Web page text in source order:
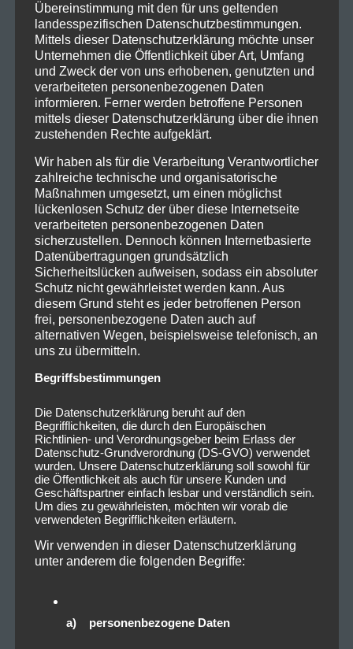
Übereinstimmung mit den für uns geltenden
landesspezifischen Datenschutzbestimmungen.
Mittels dieser Datenschutzerklärung möchte unser
Unternehmen die Öffentlichkeit über Art, Umfang
und Zweck der von uns erhobenen, genutzten und
verarbeiteten personenbezogenen Daten
informieren. Ferner werden betroffene Personen
mittels dieser Datenschutzerklärung über die ihnen
zustehenden Rechte aufgeklärt.
Wir haben als für die Verarbeitung Verantwortlicher
zahlreiche technische und organisatorische
Maßnahmen umgesetzt, um einen möglichst
lückenlosen Schutz der über diese Internetseite
verarbeiteten personenbezogenen Daten
sicherzustellen. Dennoch können Internetbasierte
Datenübertragungen grundsätzlich
Sicherheitslücken aufweisen, sodass ein absoluter
Schutz nicht gewährleistet werden kann. Aus
diesem Grund steht es jeder betroffenen Person
frei, personenbezogene Daten auch auf
alternativen Wegen, beispielsweise telefonisch, an
uns zu übermitteln.
Begriffsbestimmungen
Die Datenschutzerklärung beruht auf den
Begrifflichkeiten, die durch den Europäischen
Richtlinien- und Verordnungsgeber beim Erlass der
Datenschutz-Grundverordnung (DS-GVO) verwendet
wurden. Unsere Datenschutzerklärung soll sowohl für
die Öffentlichkeit als auch für unsere Kunden und
Geschäftspartner einfach lesbar und verständlich sein.
Um dies zu gewährleisten, möchten wir vorab die
verwendeten Begrifflichkeiten erläutern.
Wir verwenden in dieser Datenschutzerklärung
unter anderem die folgenden Begriffe:
a) personenbezogene Daten